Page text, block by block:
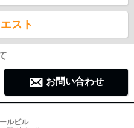
スト
お問い合わせ
ルビル